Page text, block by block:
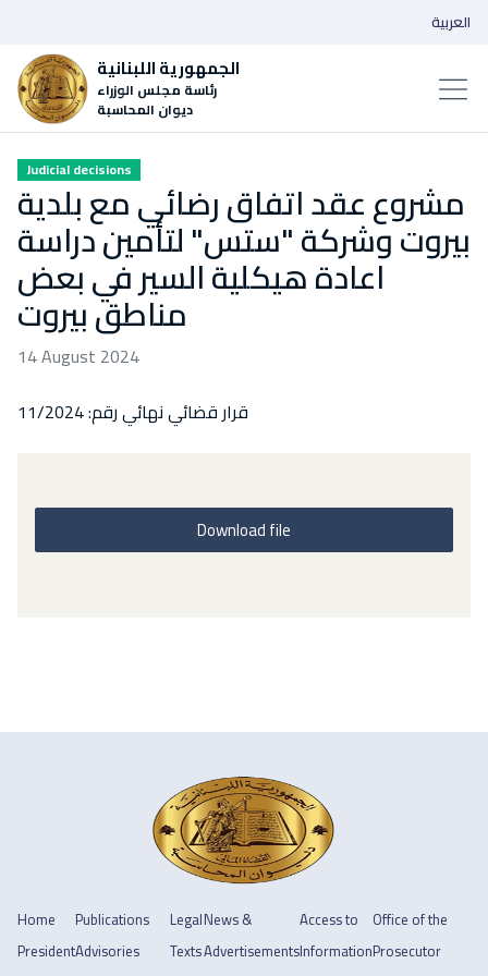
الجمهورية اللبنانية
رئاسة مجلس الوزراء
ديوان المحاسبة
العربية
Judicial decisions
مشروع عقد اتفاق رضائي مع بلدية
بيروت وشركة "ستس" لتأمين دراسة
اعادة هيكلية السير في بعض
مناطق بيروت
14 August 2024
قرار قضائي نهائي رقم: 11/2024
Download file
Home
President
Publications
Advisories
Legal
Texts
News &
Advertisements
Access to
Information
Office of the
Prosecutor